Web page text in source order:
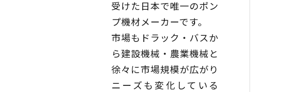
受けた日本で唯一のポン
プ機材メーカーです。
市場もドラック・バスか
ら建設機械・農業機械と
徐々に市場規模が広がり
ニーズも変化している